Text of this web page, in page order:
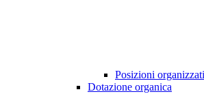
Posizioni
Dotazione organica